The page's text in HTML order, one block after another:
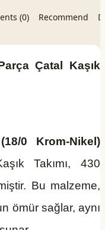
(0) Recommend
Çatal Kaşık
0 Krom-Nikel)
Takımı, 430
Bu malzeme,
ömür sağlar, aynı